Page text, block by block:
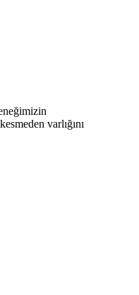
varlığını